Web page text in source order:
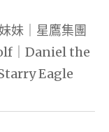
妹｜星鷹集團
｜Daniel the
Eagle